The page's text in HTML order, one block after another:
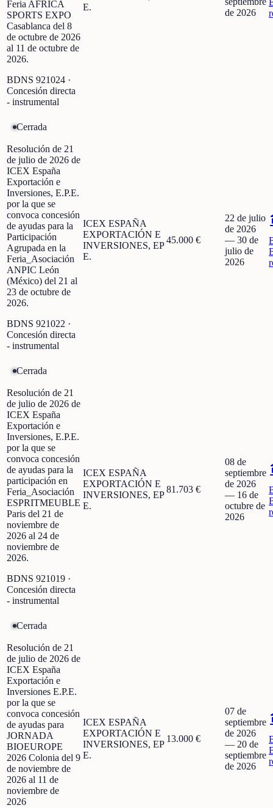
Feria AFRICA
SPORTS EXPO
Casablanca del 8
de octubre de 2026
al 11 de octubre de
2026.
BDNS 921024 ·
Concesión directa
- instrumental
E.
de 2026
Cerrada
Resolución de 21
de julio de 2026 de
ICEX España
Exportación e
Inversiones, E.P.E.
por la que se
convoca concesión
de ayudas para la
Participación
Agrupada en la
Feria_Asociación
ANPIC León
(México) del 21 al
23 de octubre de
2026.
BDNS 921022 ·
Concesión directa
- instrumental
ICEX ESPAÑA
EXPORTACIÓN E
INVERSIONES, EP
E.
45.000 €
22 de julio
de 2026
— 30 de
julio de
2026
Cerrada
Resolución de 21
de julio de 2026 de
ICEX España
Exportación e
Inversiones, E.P.E.
por la que se
convoca concesión
de ayudas para la
participación en
Feria_Asociación
ESPRITMEUBLE
Paris del 21 de
noviembre de
2026 al 24 de
noviembre de
2026.
BDNS 921019 ·
Concesión directa
- instrumental
ICEX ESPAÑA
EXPORTACIÓN E
INVERSIONES, EP
E.
81.703 €
08 de
septiembre
de 2026
— 16 de
octubre de
2026
Cerrada
Resolución de 21
de julio de 2026 de
ICEX España
Exportación e
Inversiones E.P.E.
por la que se
convoca concesión
de ayudas para
JORNADA
BIOEUROPE
2026 Colonia del 9
de noviembre de
2026 al 11 de
noviembre de
2026
ICEX ESPAÑA
EXPORTACIÓN E
INVERSIONES, EP
E.
13.000 €
07 de
septiembre
de 2026
— 20 de
septiembre
de 2026